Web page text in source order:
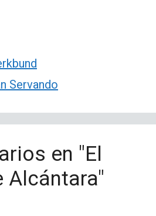
Servando
en "El
Alcántara"